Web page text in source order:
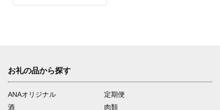
お礼の品から探す
ANAオリジナル
定期便
酒
肉類